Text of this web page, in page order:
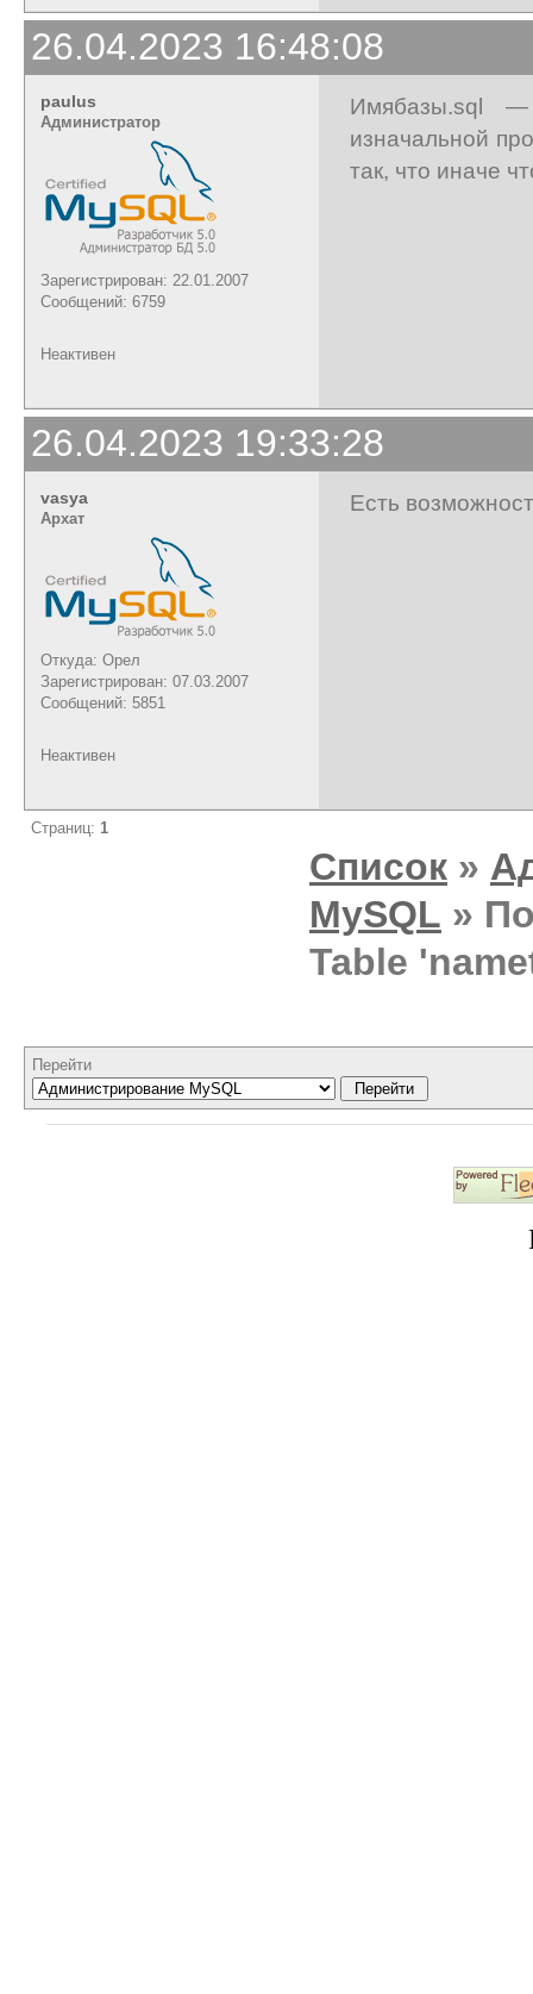
26.04.2023 16:48:08
paulus
Администратор
Зарегистрирован: 22.01.2007
Сообщений: 6759
Имябазы.sql
изначальной
так, что иначе
Неактивен
26.04.2023 19:33:28
vasya
Архат
Откуда: Орел
Зарегистрирован: 07.03.2007
Сообщений: 5851
Есть
Неактивен
Страниц: 1
Список »
MySQL »
Table
Перейти